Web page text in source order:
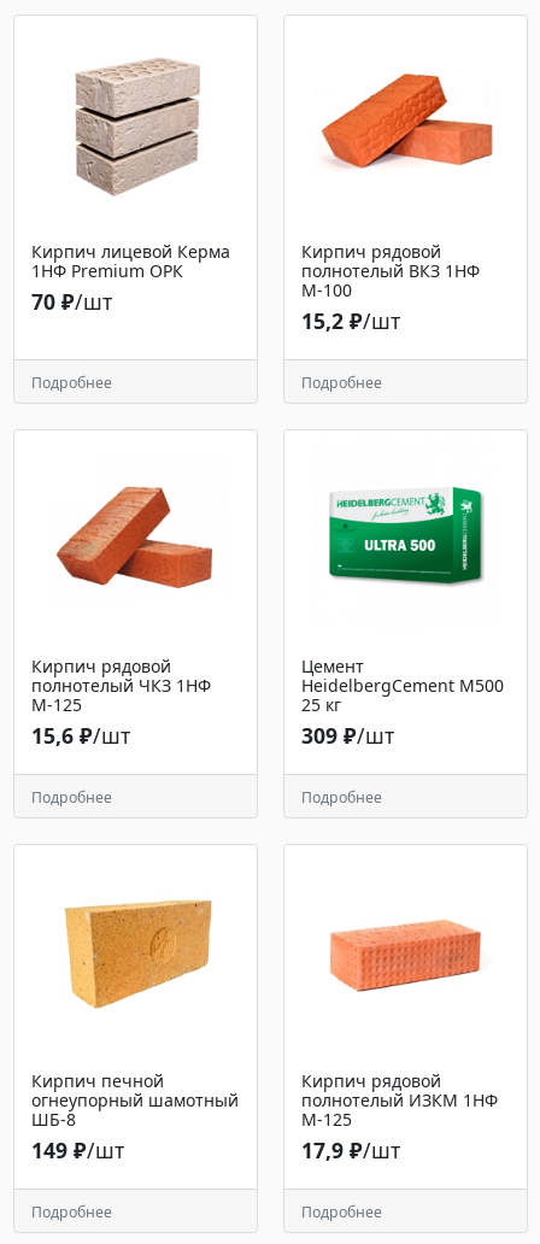
Кирпич лицевой Керма
1НФ Premium ОРК
70 ₽/шт
Подробнее
Кирпич рядовой
полнотелый ВКЗ 1НФ
М-100
15,2 ₽/шт
Подробнее
Кирпич рядовой
полнотелый ЧКЗ 1НФ
М-125
15,6 ₽/шт
Подробнее
Цемент
HeidelbergCement М500
25 кг
309 ₽/шт
Подробнее
Кирпич печной
огнеупорный шамотный
ШБ-8
149 ₽/шт
Подробнее
Кирпич рядовой
полнотелый ИЗКМ 1НФ
М-125
17,9 ₽/шт
Подробнее